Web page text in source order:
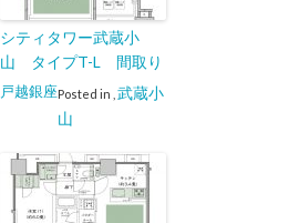
シティタワー武蔵小
山 タイプT-L 間取り
Posted in
戸越銀座
武蔵小
山